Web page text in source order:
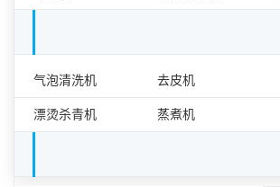
果蔬加工设备单机
气泡清洗机 去皮机
漂烫杀青机 蒸煮机